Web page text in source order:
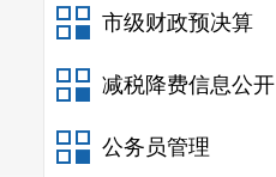
市级财政预决算
减税降费信息公开
公务员管理